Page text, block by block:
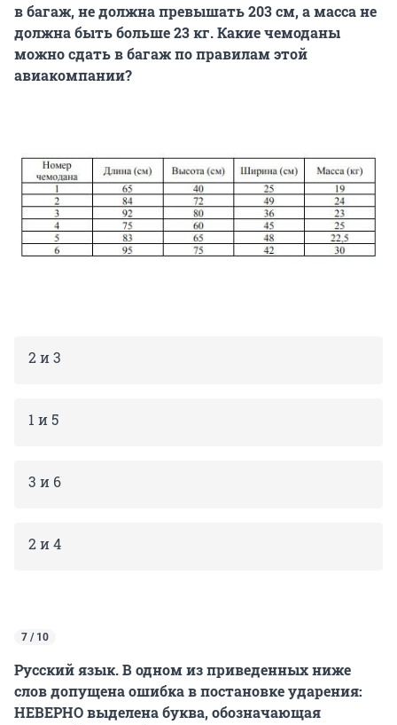
в багаж, не должна превышать 203 см, а масса не
должна быть больше 23 кг. Какие чемоданы
можно сдать в багаж по правилам этой
авиакомпании?
2 и 3
1 и 5
3 и 6
2 и 4
7 / 10
Русский язык. В одном из приведенных ниже
слов допущена ошибка в постановке ударения:
НЕВЕРНО выделена буква, обозначающая